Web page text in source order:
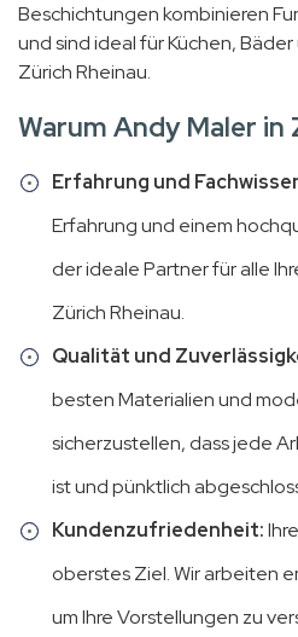
Beschichtungen kombinieren
und sind ideal für Küchen,
Zürich Rheinau.
Warum Andy Maler in
Erfahrung und
Erfahrung und einem
der ideale Partner für alle
Zürich Rheinau.
Qualität und
besten Materialien und
sicherzustellen, dass jede
ist und pünktlich
Kundenzufriedenheit:
oberstes Ziel. Wir arbeiten
um Ihre Vorstellungen zu